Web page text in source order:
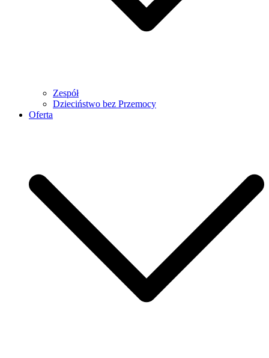
Zespół
Dzieciństwo bez Przemocy
Oferta